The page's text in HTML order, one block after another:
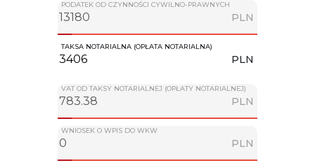
PODATEK OD CZYNNOŚCI CYWILNO-PRAWNYCH
PLN
TAKSA NOTARIALNA (OPŁATA NOTARIALNA)
PLN
VAT OD TAKSY NOTARIALNEJ (OPŁATY NOTARIALNEJ)
PLN
WNIOSEK O WPIS DO WKW
PLN